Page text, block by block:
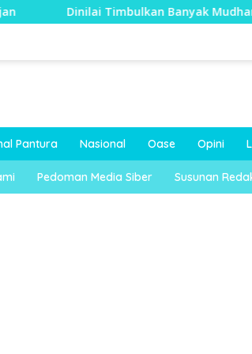
Timbulkan Banyak Mudharat, Sound
Pantura Nasional Oase Opini
Pedoman Media Siber Susunan